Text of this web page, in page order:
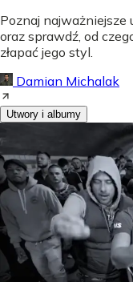
Poznaj najważniejsze
oraz sprawdź, od
złapać jego styl.
Damian Michalak
Utwory i albumy